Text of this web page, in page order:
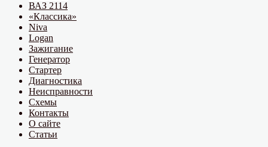
ВАЗ 2114
«Классика»
Niva
Logan
Зажигание
Генератор
Стартер
Диагностика
Неисправности
Схемы
Контакты
О сайте
Статьи